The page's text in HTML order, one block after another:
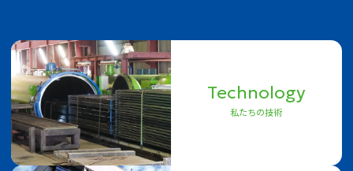
Technology
私たちの技術